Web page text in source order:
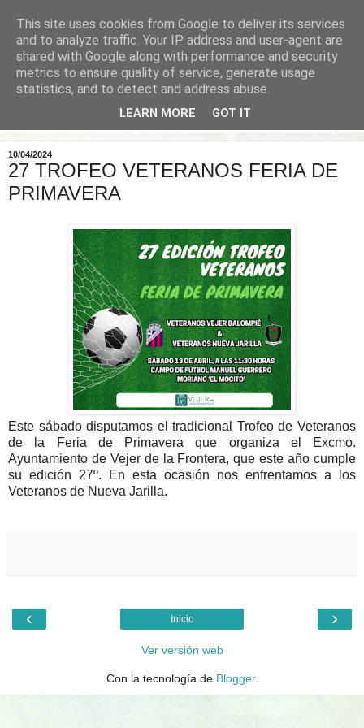
10/04/2024
27 TROFEO VETERANOS FERIA DE
PRIMAVERA
Este sábado disputamos el tradicional Trofeo de Veteranos
de la Feria de Primavera que organiza el Excmo.
Ayuntamiento de Vejer de la Frontera, que este año cumple
su edición 27º. En esta ocasión nos enfrentamos a los
Veteranos de Nueva Jarilla.
‹ ›
Inicio
Ver versión web
Con la tecnología de Blogger.
This site uses cookies from Google to deliver its services
and to analyze traffic. Your IP address and user-agent are
shared with Google along with performance and security
metrics to ensure quality of service, generate usage
statistics, and to detect and address abuse.
LEARN MORE GOT IT